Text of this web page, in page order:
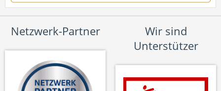
Netzwerk-Partner
Wir sind
Unterstützer